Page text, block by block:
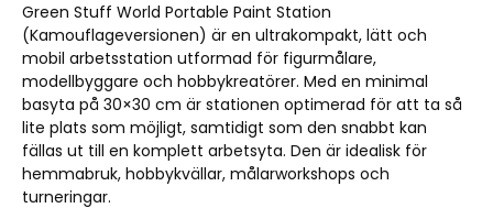
Green Stuff World Portable Paint Station
(Kamouflageversionen) är en ultrakompakt, lätt och
mobil arbetsstation utformad för figurmålare,
modellbyggare och hobbykreatörer. Med en minimal
basyta på 30×30 cm är stationen optimerad för att ta så
lite plats som möjligt, samtidigt som den snabbt kan
fällas ut till en komplett arbetsyta. Den är idealisk för
hemmabruk, hobbykvällar, målarworkshops och
turneringar.